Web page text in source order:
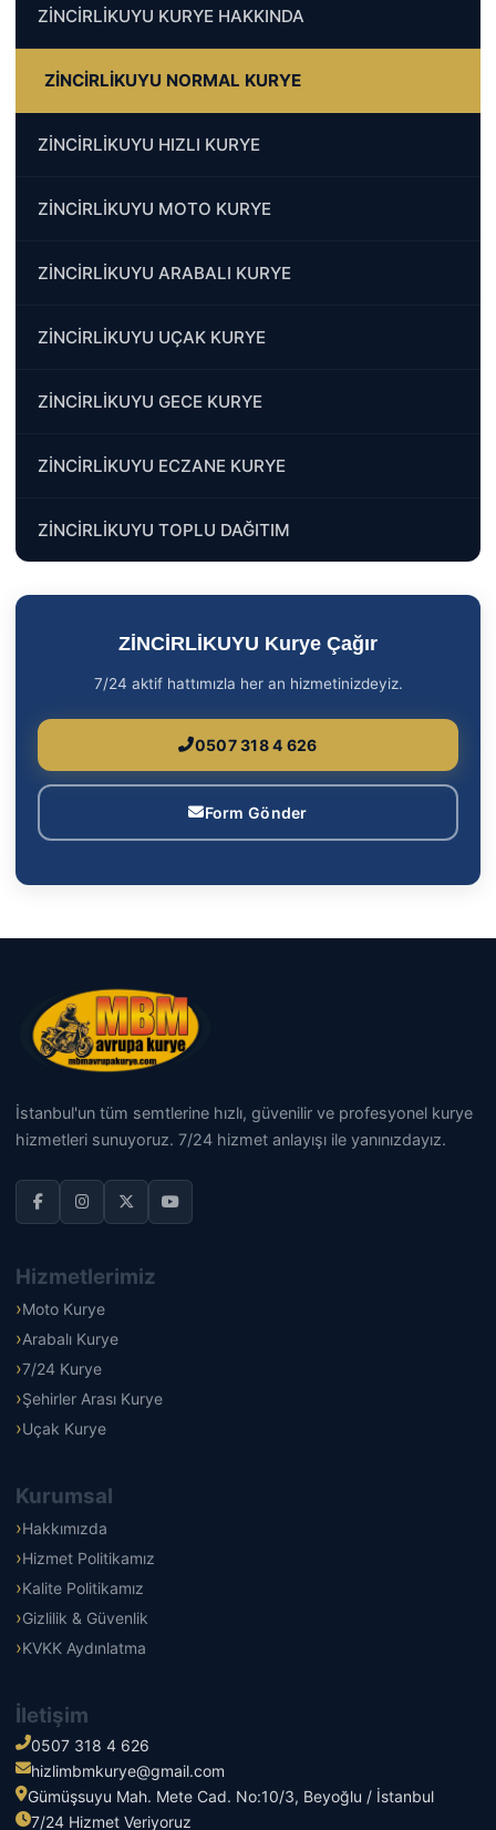
ZİNCİRLİKUYU KURYE HAKKINDA
ZİNCİRLİKUYU NORMAL KURYE
ZİNCİRLİKUYU HIZLI KURYE
ZİNCİRLİKUYU MOTO KURYE
ZİNCİRLİKUYU ARABALI KURYE
ZİNCİRLİKUYU UÇAK KURYE
ZİNCİRLİKUYU GECE KURYE
ZİNCİRLİKUYU ECZANE KURYE
ZİNCİRLİKUYU TOPLU DAĞITIM
ZİNCİRLİKUYU Kurye Çağır
7/24 aktif hattımızla her an hizmetinizdeyiz.
0507 318 4 626
Form Gönder
İstanbul'un tüm semtlerine hızlı, güvenilir ve profesyonel kurye
hizmetleri sunuyoruz. 7/24 hizmet anlayışı ile yanınızdayız.
Hizmetlerimiz
Moto Kurye
Arabalı Kurye
7/24 Kurye
Şehirler Arası Kurye
Uçak Kurye
Kurumsal
Hakkımızda
Hizmet Politikamız
Kalite Politikamız
Gizlilik & Güvenlik
KVKK Aydınlatma
İletişim
0507 318 4 626
hizlimbmkurye@gmail.com
Gümüşsuyu Mah. Mete Cad. No:10/3, Beyoğlu / İstanbul
7/24 Hizmet Veriyoruz